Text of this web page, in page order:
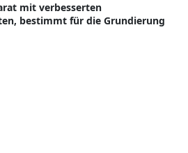
mit verbesserten
bestimmt für die Grundierung
ULTRA - 5L Menge